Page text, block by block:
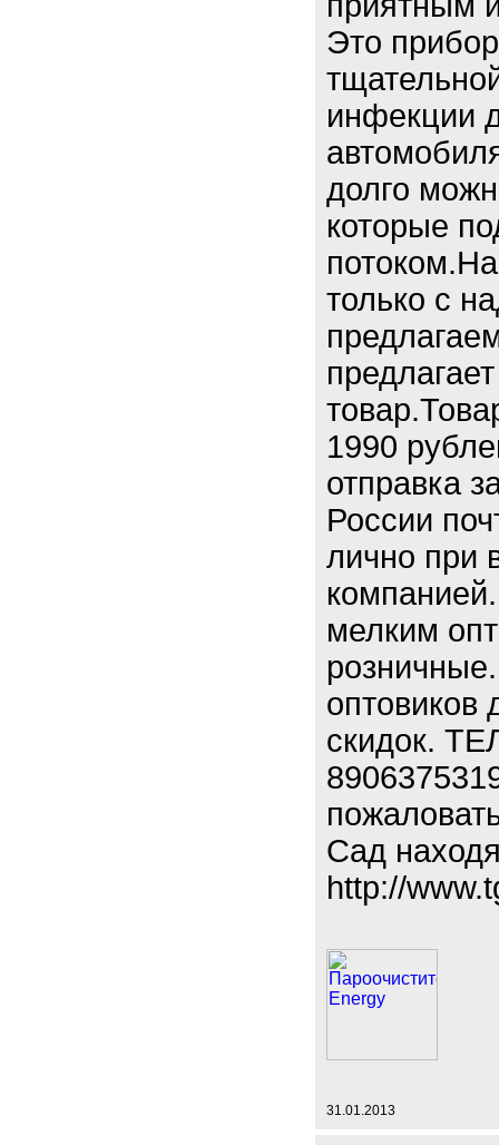
Это
инфекции
долго
которые
только с
1990
отправка
России
лично при
мелким
оптовиков
скидок.
Сад
http://
31.01.2013